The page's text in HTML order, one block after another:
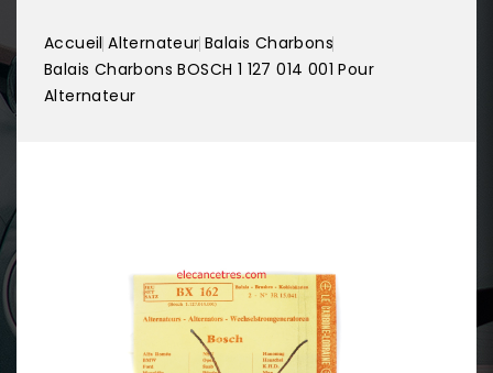
Accueil Alternateur Balais Charbons
Balais Charbons BOSCH 1 127 014 001 Pour
Alternateur